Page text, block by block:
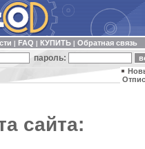
FAQ КУПИТЬ Обратная связь
пароль:
сайта: